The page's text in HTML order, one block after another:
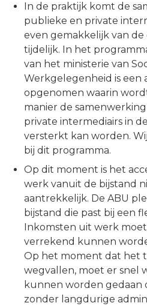
In de praktijk komt de
publieke en private
even gemakkelijk van de
tijdelijk. In het
van het ministerie van
Werkgelegenheid is een
opgenomen waarin
manier de
private intermediairs in
versterkt kan worden.
bij dit programma.
Op dit moment is het
werk vanuit de bijstand
aantrekkelijk. De ABU
bijstand die past bij een
Inkomsten uit werk
verrekend kunnen
Op het moment dat het
wegvallen, moet er snel
kunnen worden gedaan
zonder langdurige